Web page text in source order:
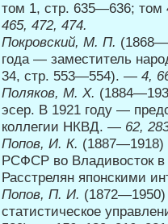
том 1, стр. 635—636; том
465, 472, 474.
Покровский, М. П.
года — заместитель
34, стр. 553—554). — 4,
Поляков, М. X.
эсер. В 1921 году —
коллегии НКВД. — 62,
Попов, И. К.
РСФСР во Владиво­сток в
Расстрелян японскими
Попов, П. И. (1872—1950)
статистическое